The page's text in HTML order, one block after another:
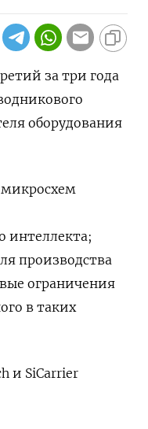
за три года
оборудования
интеллекта;
производства
ограничения
в таких
и SiCarrier